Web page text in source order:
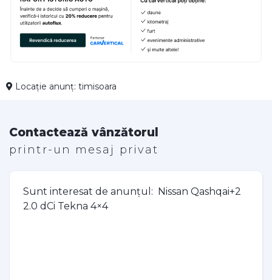
Locație anunț: timisoara
Contactează vânzătorul
printr-un mesaj privat